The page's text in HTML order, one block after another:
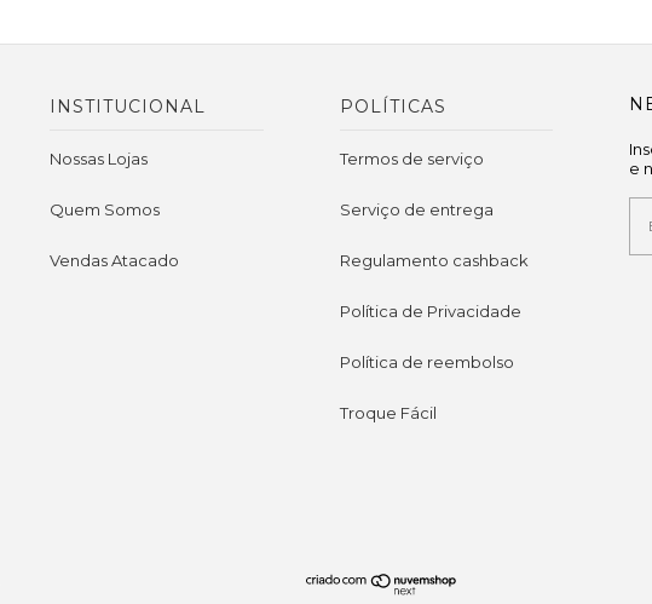
INSTITUCIONAL
Nossas Lojas
Quem Somos
Vendas Atacado
POLÍTICAS
Termos de serviço
Serviço de entrega
Regulamento cashback
Política de Privacidade
Política de reembolso
Troque Fácil
e